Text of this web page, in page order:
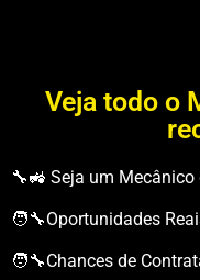
Veja todo o
🔧🚜 Seja um
🧑‍🔧Oportunidades
🧑‍🔧Chances de